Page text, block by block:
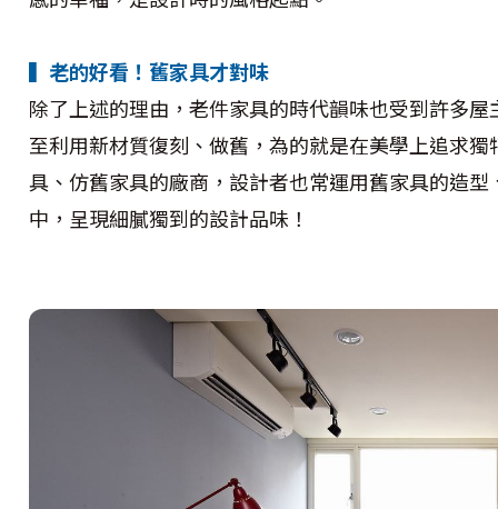
▍老的好看！舊家具才對味
除了上述的理由，老件家具的時代韻味也受到許多
至利用新材質復刻、做舊，為的就是在美學上追求
具、仿舊家具的廠商，設計者也常運用舊家具的造
中，呈現細膩獨到的設計品味！